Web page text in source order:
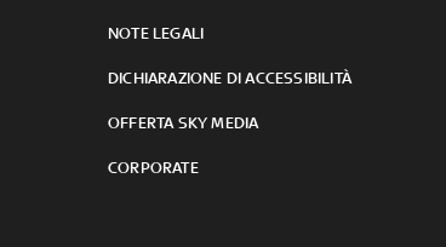
NOTE LEGALI
DICHIARAZIONE DI ACCESSIBILITÀ
OFFERTA SKY MEDIA
CORPORATE